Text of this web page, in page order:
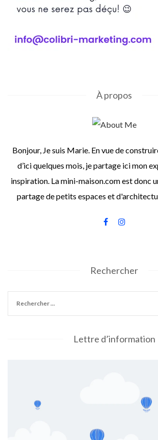
À propos
Bonjour, Je suis Marie. En vue de
d’ici quelques mois, je partage ici mon
inspiration. La mini-maison.com est donc
partage de petits espaces et
Rechercher
Lettre d’information